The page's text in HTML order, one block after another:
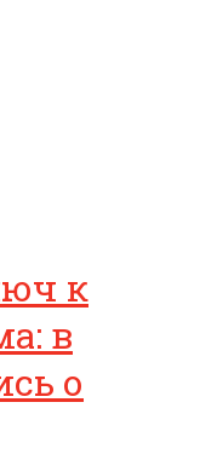
к
в
о